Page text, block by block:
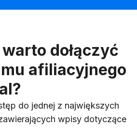
dołączyć
afiliacyjnego
do jednej z największych
wpisy dotyczące